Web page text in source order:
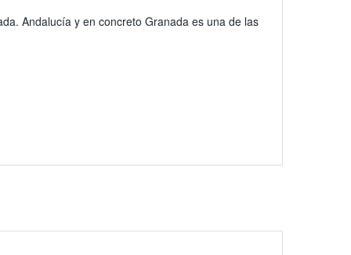
Andalucía y en concreto Granada es una de las